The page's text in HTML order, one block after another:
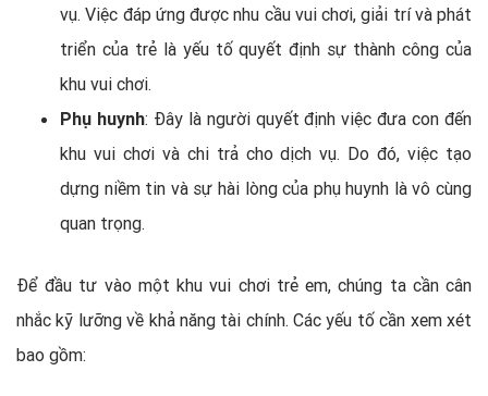
vụ. Việc đáp ứng được nhu cầu vui chơi, giải trí và phát
triển của trẻ là yếu tố quyết định sự thành công của
khu vui chơi.
Phụ huynh: Đây là người quyết định việc đưa con đến
khu vui chơi và chi trả cho dịch vụ. Do đó, việc tạo
dựng niềm tin và sự hài lòng của phụ huynh là vô cùng
quan trọng.
Để đầu tư vào một khu vui chơi trẻ em, chúng ta cần cân
nhắc kỹ lưỡng về khả năng tài chính. Các yếu tố cần xem xét
bao gồm: